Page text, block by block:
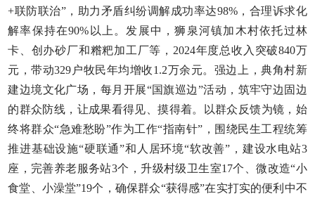
+联防联治”，助力矛盾纠纷调解成功率达98%，合理诉求化
解率保持在90%以上。发展中，狮泉河镇加木村依托过林
卡、创办砂厂和糌粑加工厂等，2024年度总收入突破840万
元，带动329户牧民年均增收1.2万余元。强边上，典角村新
建边境文化广场，每月开展“国旗巡边”活动，筑牢守边固边
的群众防线，让成果看得见、摸得着。以群众反馈为镜，始
终将群众“急难愁盼”作为工作“指南针”，围绕民生工程统筹
推进基础设施“硬联通”和人居环境“软改善”，建设水电站3
座，完善养老服务站3个，升级村级卫生室17个、微改造“小
食堂、小澡堂”19个，确保群众“获得感”在实打实的便利中不